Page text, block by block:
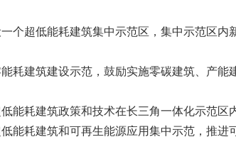
个超低能耗建筑集中示范区，集中示范区
耗建筑建设示范，鼓励实施零碳建筑、产
能耗建筑政策和技术在长三角一体化示范区
能耗建筑和可再生能源应用集中示范，推